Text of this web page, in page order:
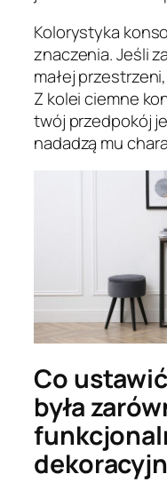
Kolorystyka
znaczenia. Jeśli
małej
Z kolei ciemne
twój przedpokój
nadadzą mu
Co
była